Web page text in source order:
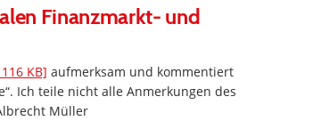
Finanzmarkt- und
KB] aufmerksam und kommentiert
Ich teile nicht alle Anmerkungen des
Müller